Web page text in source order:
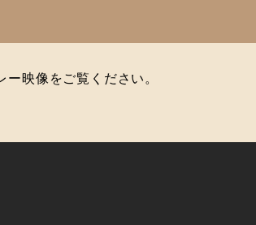
映像をご覧ください。